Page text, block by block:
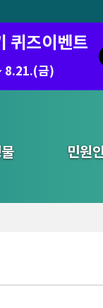
퀴즈이벤트
8.21.(금)
민원
통